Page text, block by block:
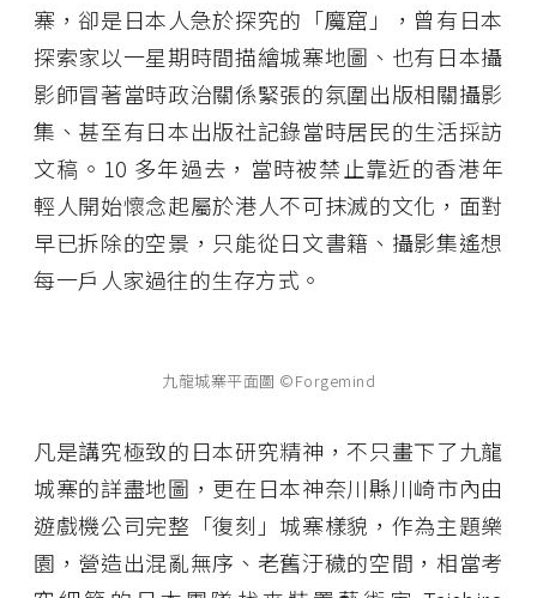
寨，卻是日本人急於探究的「魔窟」，曾有日本
探索家以一星期時間描繪城寨地圖、也有日本攝
影師冒著當時政治關係緊張的氛圍出版相關攝影
集、甚至有日本出版社記錄當時居民的生活採訪
文稿。10 多年過去，當時被禁止靠近的香港年
輕人開始懷念起屬於港人不可抹滅的文化，面對
早已拆除的空景，只能從日文書籍、攝影集遙想
每一戶人家過往的生存方式。
九龍城寨平面圖 ©Forgemind
凡是講究極致的日本研究精神，不只畫下了九龍
城寨的詳盡地圖，更在日本神奈川縣川崎市內由
遊戲機公司完整「復刻」城寨樣貌，作為主題樂
園，營造出混亂無序、老舊汙穢的空間，相當考